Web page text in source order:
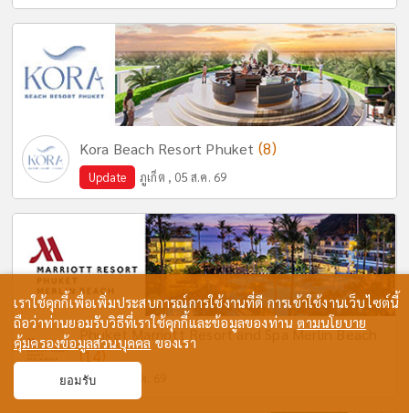
Kora Beach Resort Phuket (8)
Update ภูเก็ต , 05 ส.ค. 69
Phuket Marriott Resort and Spa Merlin Beach
(14)
ภูเก็ต , 17 ก.ค. 69
เราใช้คุกกี้เพื่อเพิ่มประสบการณ์การใช้งานที่ดี การเข้าใช้งานเว็บไซต์นี้
ถือว่าท่านยอมรับวิธีที่เราใช้คุกกี้และข้อมูลของท่านตามนโยบาย
คุ้มครองข้อมูลส่วนบุคคล ของเรา
ยอมรับ